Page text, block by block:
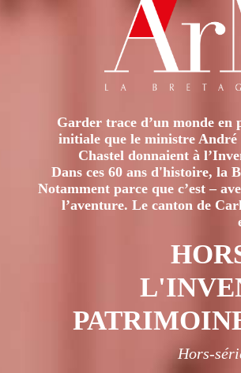
Garder trace d’un monde
initiale que le ministre
Chastel donnaient à
Dans ces 60 ans d'histoire, la
Notamment parce que c’est –
l’aventure. Le canton de
Hors-